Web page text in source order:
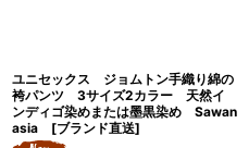
ユニセックス ジョムトン手織り綿の
袴パンツ 3サイズ2カラー 天然イ
ンディゴ染めまたは墨黒染め Sawan
asia [ブランド直送]